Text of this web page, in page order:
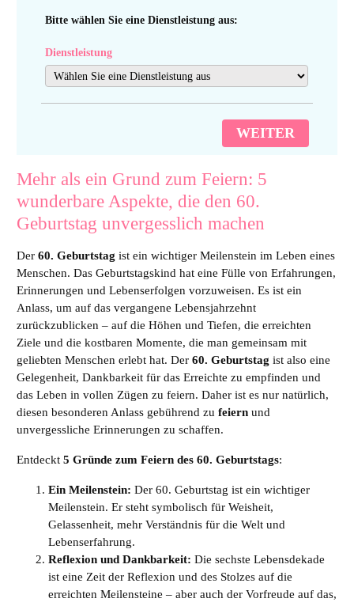
Bitte wählen Sie eine Dienstleistung aus:
Dienstleistung
WEITER
Mehr als ein Grund zum Feiern: 5
wunderbare Aspekte, die den 60.
Geburtstag unvergesslich machen
Der60. Geburtstag ist ein wichtiger Meilenstein im Leben eines
Menschen. Das Geburtstagskind hat eine Fülle von Erfahrungen,
Erinnerungen und Lebenserfolgen vorzuweisen. Es ist ein
Anlass, um auf das vergangene Lebensjahrzehnt
zurückzublicken – auf die Höhen und Tiefen, die erreichten
Ziele und die kostbaren Momente, die man gemeinsam mit
geliebten Menschen erlebt hat. Der60. Geburtstag ist also eine
Gelegenheit, Dankbarkeit für das Erreichte zu empfinden und
das Leben in vollen Zügen zu feiern. Daher ist es nur natürlich,
diesen besonderen Anlass gebührend zufeiernund
unvergessliche Erinnerungen zu schaffen.
Entdeckt5 Gründe zum Feiern des 60. Geburtstags:
Ein Meilenstein: Der 60. Geburtstag ist ein wichtiger
Meilenstein. Er steht symbolisch für Weisheit,
Gelassenheit, mehr Verständnis für die Welt und
Lebenserfahrung.
Reflexion und Dankbarkeit: Die sechste Lebensdekade
ist eine Zeit der Reflexion und des Stolzes auf die
erreichten Meilensteine – aber auch der Vorfreude auf das,